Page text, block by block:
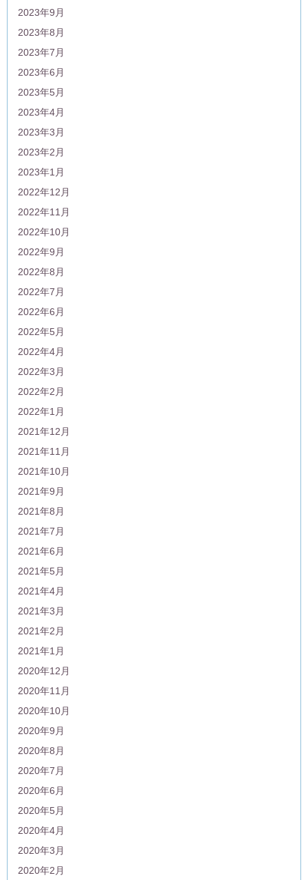
2023年9月
2023年8月
2023年7月
2023年6月
2023年5月
2023年4月
2023年3月
2023年2月
2023年1月
2022年12月
2022年11月
2022年10月
2022年9月
2022年8月
2022年7月
2022年6月
2022年5月
2022年4月
2022年3月
2022年2月
2022年1月
2021年12月
2021年11月
2021年10月
2021年9月
2021年8月
2021年7月
2021年6月
2021年5月
2021年4月
2021年3月
2021年2月
2021年1月
2020年12月
2020年11月
2020年10月
2020年9月
2020年8月
2020年7月
2020年6月
2020年5月
2020年4月
2020年3月
2020年2月